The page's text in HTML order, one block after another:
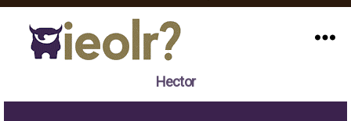
où
Hector